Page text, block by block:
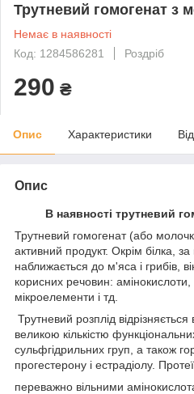
Трутневий гомогенат з
Немає в наявності
Код: 1284586281
Роздріб
290 ₴
Опис Характеристики
Опис
В наявності трутневий
Трутневий гомогенат (або
активний продукт. Окрім білка, за
наближається до м'яса і грибів,
корисних речовин: амінокислоти,
мікроелементи і тд.
Трутневий розплід
великою кількістю
сульфгідрильних груп, а також
прогестерону і естрадіолу.
переважно вільними